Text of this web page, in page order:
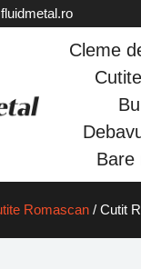
Cleme
Bare
Romascan / Cutit